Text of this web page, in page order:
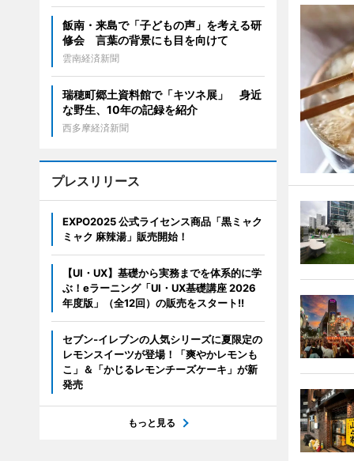
飯南・来島で「子どもの声」を考える研
修会 言葉の背景にも目を向けて
雲南経済新聞
瑞穂町郷土資料館で「キツネ展」 身近
な野生、10年の記録を紹介
西多摩経済新聞
プレスリリース
EXPO2025 公式ライセンス商品「黒ミャク
ミャク 麻辣湯」販売開始！
【UI・UX】基礎から実務までを体系的に学
ぶ！eラーニング「UI・UX基礎講座 2026
年度版」（全12回）の販売をスタート!!
セブン‐イレブンの人気シリーズに夏限定の
レモンスイーツが登場！「爽やかレモンも
こ」＆「かじるレモンチーズケーキ」が新
発売
もっと見る